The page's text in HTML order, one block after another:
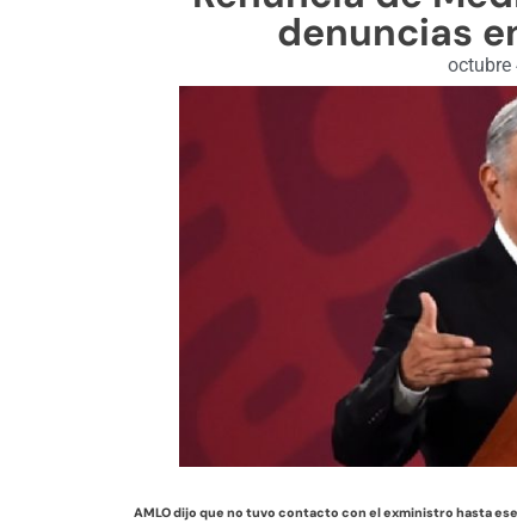
denuncias
octubre
AMLO dijo que no tuvo contacto con el exministro hasta